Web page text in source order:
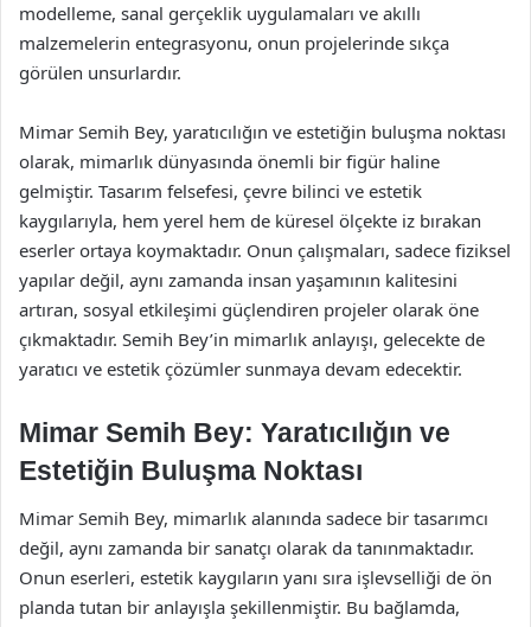
modelleme, sanal gerçeklik uygulamaları ve akıllı
malzemelerin entegrasyonu, onun projelerinde sıkça
görülen unsurlardır.
Mimar Semih Bey, yaratıcılığın ve estetiğin buluşma noktası
olarak, mimarlık dünyasında önemli bir figür haline
gelmiştir. Tasarım felsefesi, çevre bilinci ve estetik
kaygılarıyla, hem yerel hem de küresel ölçekte iz bırakan
eserler ortaya koymaktadır. Onun çalışmaları, sadece fiziksel
yapılar değil, aynı zamanda insan yaşamının kalitesini
artıran, sosyal etkileşimi güçlendiren projeler olarak öne
çıkmaktadır. Semih Bey’in mimarlık anlayışı, gelecekte de
yaratıcı ve estetik çözümler sunmaya devam edecektir.
Mimar Semih Bey: Yaratıcılığın ve
Estetiğin Buluşma Noktası
Mimar Semih Bey, mimarlık alanında sadece bir tasarımcı
değil, aynı zamanda bir sanatçı olarak da tanınmaktadır.
Onun eserleri, estetik kaygıların yanı sıra işlevselliği de ön
planda tutan bir anlayışla şekillenmiştir. Bu bağlamda,